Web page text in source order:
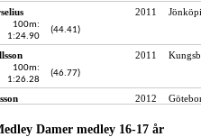
2011
100m:
1:24.90
(44.41)
2011
100m:
1:26.28
(46.77)
2012
Damer medley 16-17 år